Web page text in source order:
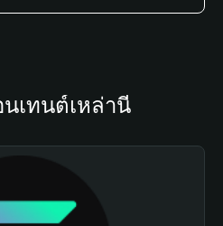
เทนต์เหล่านี้